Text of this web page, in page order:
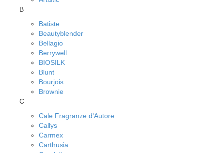
B
Batiste
Beautyblender
Bellagio
Berrywell
BIOSILK
Blunt
Bourjois
Brownie
C
Cale Fragranze d'Autore
Callys
Carmex
Carthusia